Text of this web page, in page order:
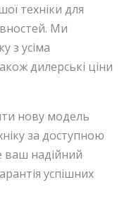
техніки для
Ми
з усіма
дилерські ціни
нову модель
за доступною
ваш надійний
успішних